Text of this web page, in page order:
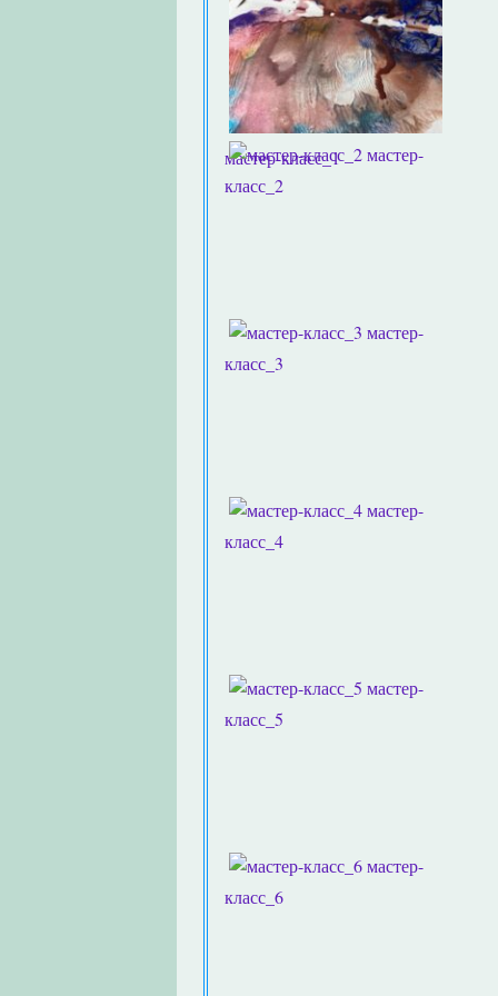
мастер-класс_1
мастер-
класс_2
мастер-
класс_3
мастер-
класс_4
мастер-
класс_5
мастер-
класс_6